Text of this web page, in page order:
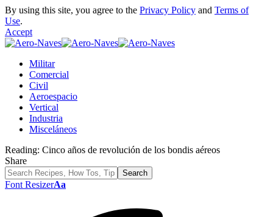
By using this site, you agree to the Privacy Policy and Terms of
Use.
Accept
Militar
Comercial
Civil
Aeroespacio
Vertical
Industria
Misceláneos
Reading: Cinco años de revolución de los bondis aéreos
Share
Font ResizerAa